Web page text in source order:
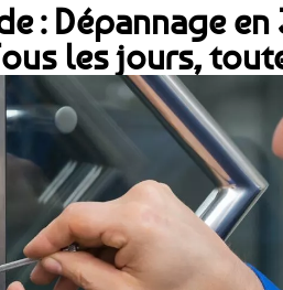
: Dépannage
les jours,